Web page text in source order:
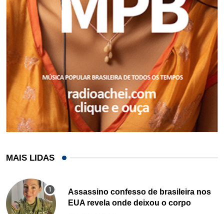
MAIS LIDAS
Assassino confesso de brasileira nos
EUA revela onde deixou o corpo